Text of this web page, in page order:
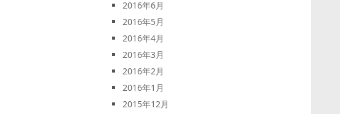
2016年6月
2016年5月
2016年4月
2016年3月
2016年2月
2016年1月
2015年12月